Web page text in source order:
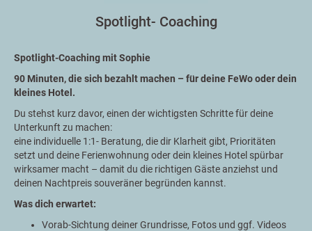
Spotlight- Coaching
Spotlight-Coaching mit Sophie
90 Minuten, die sich bezahlt machen – für deine FeWo oder dein
kleines Hotel.
Du stehst kurz davor, einen der wichtigsten Schritte für deine
Unterkunft zu machen:
eine individuelle 1:1- Beratung, die dir Klarheit gibt, Prioritäten
setzt und deine Ferienwohnung oder dein kleines Hotel spürbar
wirksamer macht – damit du die richtigen Gäste anziehst und
deinen Nachtpreis souveräner begründen kannst.
Was dich erwartet:
Vorab-Sichtung deiner Grundrisse, Fotos und ggf. Videos